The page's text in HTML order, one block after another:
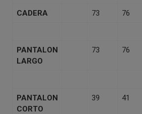
CADERA 73 76
PANTALON
LARGO
73 76
PANTALON
CORTO
39 41